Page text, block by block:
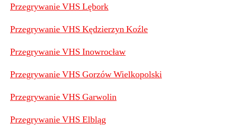
Przegrywanie VHS Lębork
Przegrywanie VHS Kędzierzyn Koźle
Przegrywanie VHS Inowrocław
Przegrywanie VHS Gorzów Wielkopolski
Przegrywanie VHS Garwolin
Przegrywanie VHS Elbląg